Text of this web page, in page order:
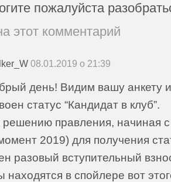
пожалуйста
этот комментарий
08.01.2019 о 21:39
день! Видим вашу анкету
статус “Кандидат в клуб”.
решению правления, начиная
2019) для получения
разовый вступительный
находятся в спойлере вот